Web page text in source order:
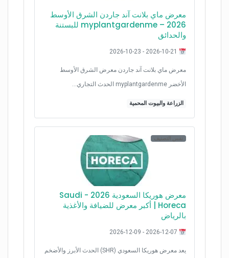
معرض ماي بلانت آند جاردن الشرق الأوسط
2026 – myplantgardenme للبستنة
والحدائق
معرض ماي بلانت آند جاردن معرض الشرق الأوسط
الأخضر myplantgardenme الحدث التجاري…
الزراعة والبيوت المحمية
نفس التصنيف
معرض هوريكا السعودية 2026 - Saudi
Horeca | أكبر معرض للضيافة والأغذية
بالرياض
يعد معرض هوريكا السعودي (SHR) الحدث الأبرز والأضخم